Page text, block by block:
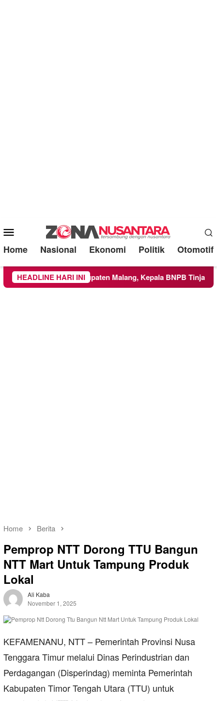
Mobile
Menu
Home Nasional Ekonomi Politik Otomotif
HEADLINE HARI INI
Kabupaten Malang, Kepala BNPB Tinjau Langsung
Home Berita
Pemprop NTT Dorong TTU Bangun
NTT Mart Untuk Tampung Produk
Lokal
Ali Kaba
November 1, 2025
KEFAMENANU, NTT – Pemerintah Provinsi Nusa
Tenggara Timur melalui Dinas Perindustrian dan
Perdagangan (Disperindag) meminta Pemerintah
Kabupaten Timor Tengah Utara (TTU) untuk